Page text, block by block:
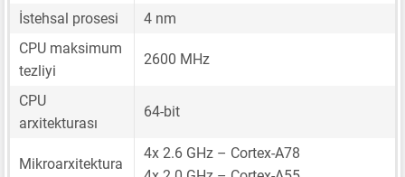
İstehsal prosesi
4 nm
CPU maksimum
tezliyi
2600 MHz
CPU
arxitekturası
64-bit
Mikroarxitektura
4x 2.6 GHz – Cortex-A78